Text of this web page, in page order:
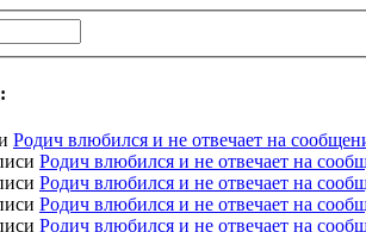
Родич влюбился и не отвечает на
Родич влюбился и не отвечает на
Родич влюбился и не отвечает на
Родич влюбился и не отвечает на
Родич влюбился и не отвечает на